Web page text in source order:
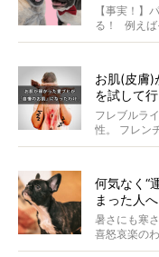
【事実！】
る！ 例えば
お肌(皮膚)
を試して
フレブルラ
性。 フレン
者...
何気なく“
まった人へ
暑さにも寒
喜怒哀楽の
らし...